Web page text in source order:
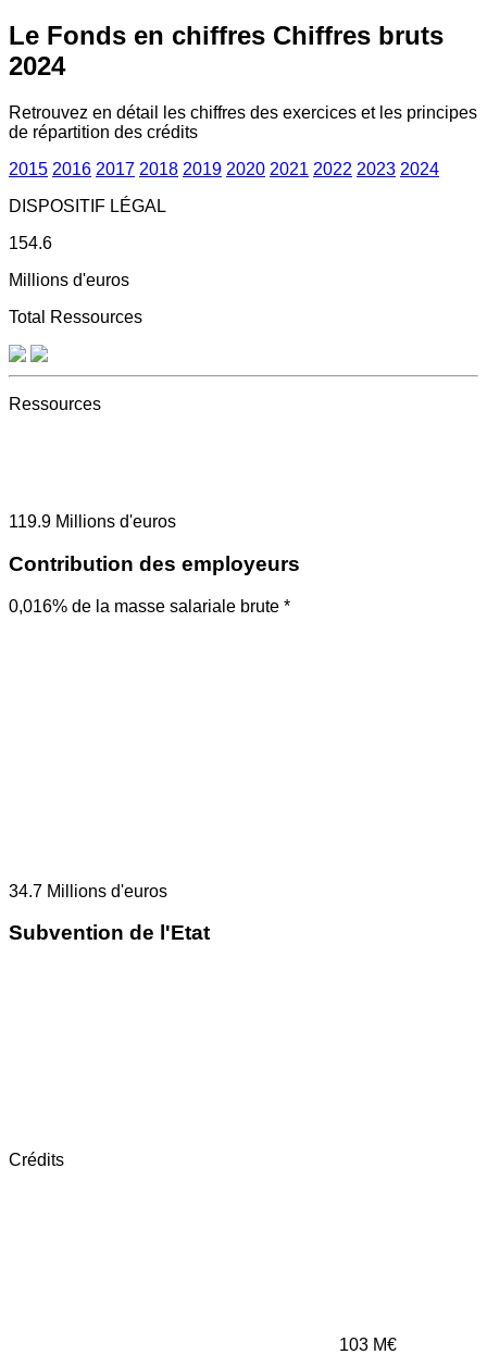
Le Fonds en chiffres Chiffres bruts
2024
Retrouvez en détail les chiffres des exercices et les principes
de répartition des crédits
2015 2016 2017 2018 2019 2020 2021 2022 2023 2024
DISPOSITIF LÉGAL
154.6
Millions d'euros
Total Ressources
Ressources
119.9 Millions d'euros
Contribution des employeurs
0,016% de la masse salariale brute *
34.7 Millions d'euros
Subvention de l'Etat
Crédits
103 M€